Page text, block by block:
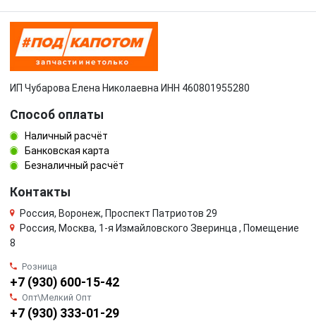
ИП Чубарова Елена Николаевна ИНН 460801955280
Способ оплаты
Наличный расчёт
Банковская карта
Безналичный расчёт
Контакты
Россия, Воронеж, Проспект Патриотов 29
Россия, Москва, 1-я Измайловского Зверинца , Помещение
8
Розница
+7 (930) 600-15-42
Опт\Мелкий Опт
+7 (930) 333-01-29